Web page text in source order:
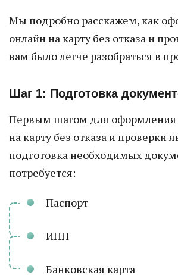
Мы подробно расскажем, как
онлайн на карту без отказа и
вам было легче разобраться в
Шаг 1: Подготовка
Первым шагом для оформления
на карту без отказа и проверки
подготовка необходимых
потребуется:
Паспорт
ИНН
Банковская карта